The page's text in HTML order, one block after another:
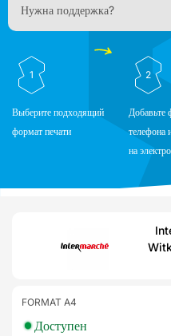
Нужна поддержка?
1
Выберите подходящий
формат печати
2
Добавьте
телефона
на
FORMAT A4
Доступен